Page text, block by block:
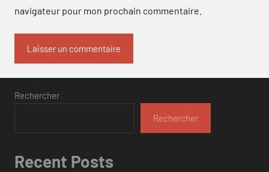
navigateur pour mon prochain commentaire.
Rechercher
Rechercher
Recent Posts